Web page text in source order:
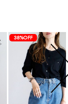
38%OFF